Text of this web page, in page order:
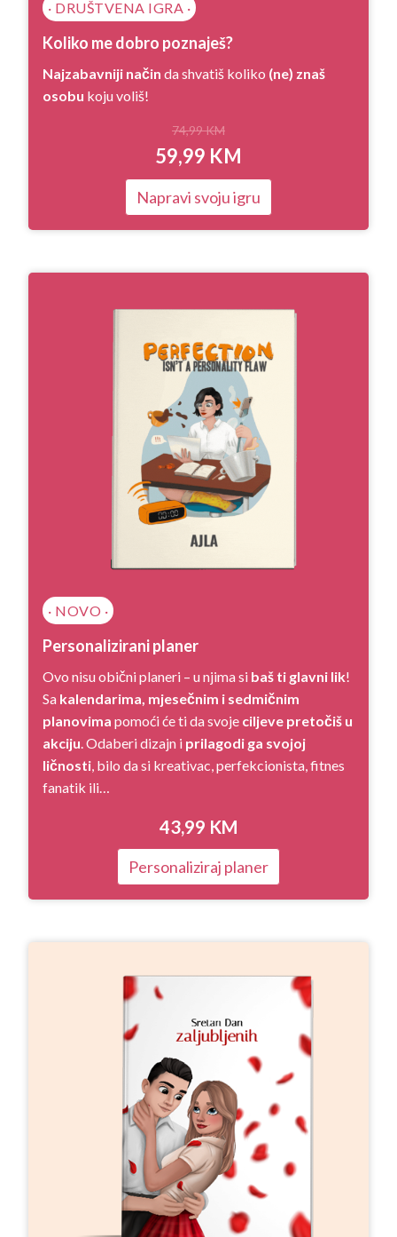
· DRUŠTVENA IGRA ·
Koliko me dobro poznaješ?
Najzabavniji način da shvatiš koliko (ne) znaš
osobu koju voliš!
74,99KM
59,99 KM
Napravi svoju igru
· NOVO ·
Personalizirani planer
Ovo nisu obični planeri – u njima si baš ti glavni lik!
Sa kalendarima, mjesečnim i sedmičnim
planovima pomoći će ti da svoje ciljeve pretočiš u
akciju. Odaberi dizajn i prilagodi ga svojoj
ličnosti, bilo da si kreativac, perfekcionista, fitnes
fanatik ili…
43,99 KM
Personaliziraj planer